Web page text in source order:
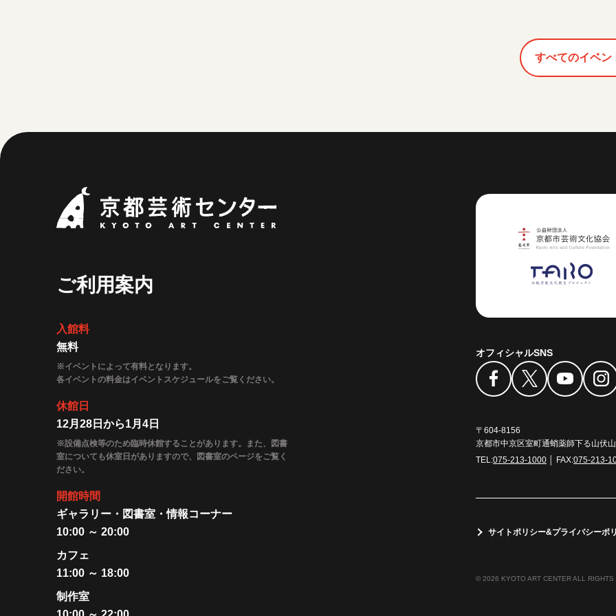
すべてのイベン
ご利用案内
入館料
無料
※イベントによって有料となります。
各イベントの料金はイベントスケジュールをご覧ください。
休館日
12月28日から1月4日
※設備点検等のため臨時休館することがあります。また、図書
室についても休室日がありますので、図書室のページをご覧く
ださい。
開館時間
ギャラリー・図書室・情報コーナー
10:00 ～ 20:00
カフェ
11:00 ～ 18:00
制作室
オフィシャルSNS
〒604-8156
京都市中京区室町通蛸薬師下る山伏
TEL:075-213-1000 │ FAX:075-213-
サイトポリシー&プライバシーポ
© 2026 KYOTO ART CENTER ALL RIGHTS